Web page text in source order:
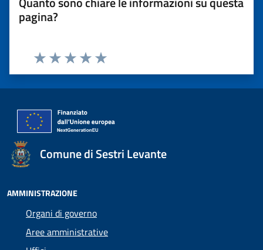
pagina?
Valuta 5 stelle su 5
Valuta 4 stelle su 5
Valuta 3 stelle su 5
Valuta 2 stelle su 5
Valuta 1 stelle su 5
Comune di Sestri Levante
AMMINISTRAZIONE
Organi di governo
Aree amministrative